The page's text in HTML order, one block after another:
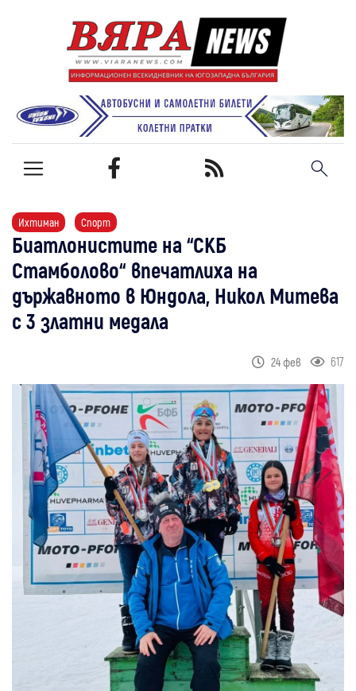
Ихтиман Спорт
Биатлонистите на “СКБ
Стамболово“ впечатлиха на
държавното в Юндола, Никол Митева
с 3 златни медала
24 фев 617